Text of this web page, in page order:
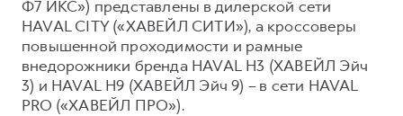
Ф7 ИКС») представлены в дилерской сети
HAVAL CITY («ХАВЕЙЛ СИТИ»), а кроссоверы
повышенной проходимости и рамные
внедорожники бренда HAVAL H3 (ХАВЕЙЛ Эйч
3) и HAVAL H9 (ХАВЕЙЛ Эйч 9) – в сети HAVAL
PRO («ХАВЕЙЛ ПРО»).